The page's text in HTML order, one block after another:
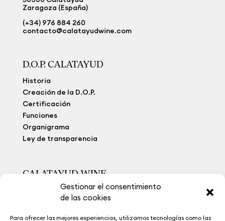
Gestionar el consentimiento
de las cookies
Para ofrecer las mejores experiencias, utilizamos tecnologías como las
Zaragoza (España)
(+34) 976 884 260
contacto@calatayudwine.com
D.O.P. CALATAYUD
Historia
Creación de la D.O.P.
Certificación
Funciones
Organigrama
Ley de transparencia
CALATAYUD WINE
Viñedo Extremo